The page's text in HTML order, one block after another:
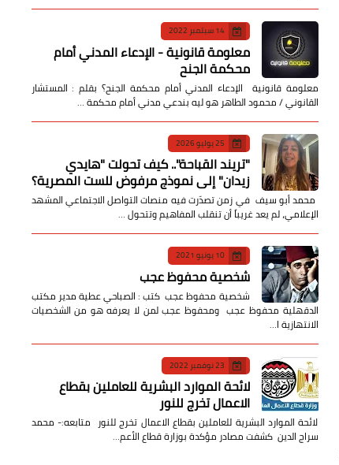
14 سبتمبر 2022
معلومة قانونية - الإدعاء المدني أمام
محكمة الجنح
معلومة قانونية الإدعاء المدني أمام محكمة الجنح؟ بقلم : المستشار
القانوني / محمود الطاهر هو ليه بندعي مدني أمام محكمة …
25 يوليو 2026
​"تريند القباحة".. كيف تحولت "هايدي
زيدان" إلى نموذج مرفوض للست المصرية؟
​ محمد أبو سيف ​في زمن تصدّرت فيه منصات التواصل الاجتماعي المشهد
الإعلامي، لم يعد غريباً أن تنقلب المفاهيم وتتحول …
10 يونيو 2021
شخصية محفوظ عجب
شخصية محفوظ عجب كتب : الصباحي عطية مدير مكتب
الدقهلية محفوظ عجب ومحفوظ عجب لمن لا يعرفه هو من الشخصيات
الانتهازية ا…
23 نوفمبر 2022
لائحة الموارد البشرية للعاملين بقطاع
الاعمال تخرج للنور
لائحة الموارد البشرية للعاملين بقطاع الاعمال تخرج للنور متابعه:- محمد
سراج الدين كشفت مصادر مؤكدة بوزارة قطاع الأعم…